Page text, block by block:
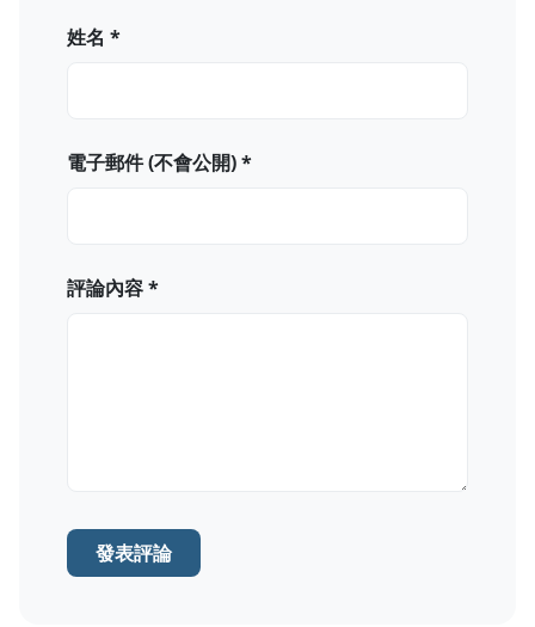
姓名 *
電子郵件 (不會公開) *
評論內容 *
發表評論